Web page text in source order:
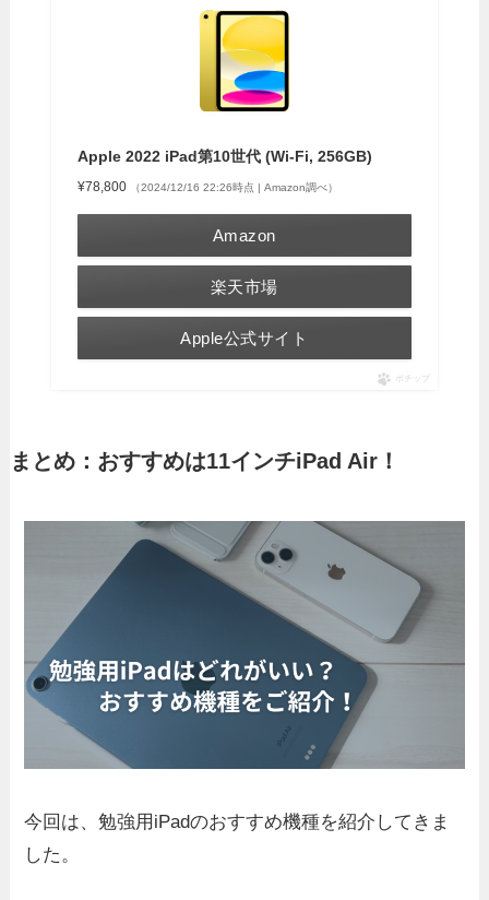
Apple 2022 iPad第10世代 (Wi-Fi, 256GB)
¥78,800 （2024/12/16 22:26時点 | Amazon調べ）
Amazon
楽天市場
Apple公式サイト
ポチップ
まとめ：おすすめは11インチiPad Air！
今回は、勉強用iPadのおすすめ機種を紹介してきま
した。